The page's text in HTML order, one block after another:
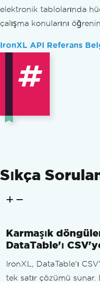
elektronik tablolarında
çalışma konularını
IronXL API Referans
Sıkça
Karmaşık
DataTable'ı
IronXL, DataTable'ı
tek satır çözümü sunar.